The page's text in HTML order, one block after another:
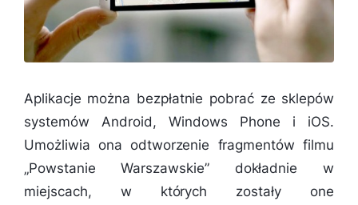
Aplikacje można bezpłatnie pobrać ze sklepów
systemów Android, Windows Phone i iOS.
Umożliwia ona odtworzenie fragmentów filmu
„Powstanie Warszawskie” dokładnie w
miejscach, w których zostały one